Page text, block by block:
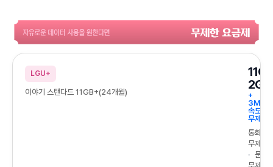
자유로운 데이터 사용을 원한다면 무제한 요금제
LGU+
이야기 스탠다드 11GB+(24개월)
2GB
+
속도
무제한
통화
무제한
문자